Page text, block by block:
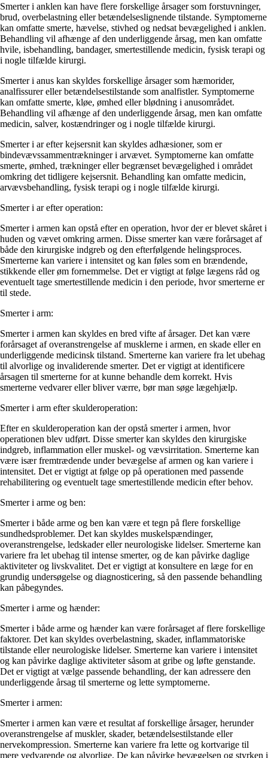
Smerter i anklen kan have flere forskellige årsager som forstuvninger,
brud, overbelastning eller betændelseslignende tilstande. Symptomerne
kan omfatte smerte, hævelse, stivhed og nedsat bevægelighed i anklen.
Behandling vil afhænge af den underliggende årsag, men kan omfatte
hvile, isbehandling, bandager, smertestillende medicin, fysisk terapi og
i nogle tilfælde kirurgi.
Smerter i anus kan skyldes forskellige årsager som hæmorider,
analfissurer eller betændelsestilstande som analfistler. Symptomerne
kan omfatte smerte, kløe, ømhed eller blødning i anusområdet.
Behandling vil afhænge af den underliggende årsag, men kan omfatte
medicin, salver, kostændringer og i nogle tilfælde kirurgi.
Smerter i ar efter kejsersnit kan skyldes adhæsioner, som er
bindevævssammentrækninger i arvævet. Symptomerne kan omfatte
smerte, ømhed, trækninger eller begrænset bevægelighed i området
omkring det tidligere kejsersnit. Behandling kan omfatte medicin,
arvævsbehandling, fysisk terapi og i nogle tilfælde kirurgi.
Smerter i ar efter operation:
Smerter i armen kan opstå efter en operation, hvor der er blevet skåret i
huden og vævet omkring armen. Disse smerter kan være forårsaget af
både den kirurgiske indgreb og den efterfølgende helingsproces.
Smerterne kan variere i intensitet og kan føles som en brændende,
stikkende eller øm fornemmelse. Det er vigtigt at følge lægens råd og
eventuelt tage smertestillende medicin i den periode, hvor smerterne er
til stede.
Smerter i arm:
Smerter i armen kan skyldes en bred vifte af årsager. Det kan være
forårsaget af overanstrengelse af musklerne i armen, en skade eller en
underliggende medicinsk tilstand. Smerterne kan variere fra let ubehag
til alvorlige og invaliderende smerter. Det er vigtigt at identificere
årsagen til smerterne for at kunne behandle dem korrekt. Hvis
smerterne vedvarer eller bliver værre, bør man søge lægehjælp.
Smerter i arm efter skulderoperation:
Efter en skulderoperation kan der opstå smerter i armen, hvor
operationen blev udført. Disse smerter kan skyldes den kirurgiske
indgreb, inflammation eller muskel- og vævsirritation. Smerterne kan
være især fremtrædende under bevægelse af armen og kan variere i
intensitet. Det er vigtigt at følge op på operationen med passende
rehabilitering og eventuelt tage smertestillende medicin efter behov.
Smerter i arme og ben:
Smerter i både arme og ben kan være et tegn på flere forskellige
sundhedsproblemer. Det kan skyldes muskelspændinger,
overanstrengelse, ledskader eller neurologiske lidelser. Smerterne kan
variere fra let ubehag til intense smerter, og de kan påvirke daglige
aktiviteter og livskvalitet. Det er vigtigt at konsultere en læge for en
grundig undersøgelse og diagnosticering, så den passende behandling
kan påbegyndes.
Smerter i arme og hænder:
Smerter i både arme og hænder kan være forårsaget af flere forskellige
faktorer. Det kan skyldes overbelastning, skader, inflammatoriske
tilstande eller neurologiske lidelser. Smerterne kan variere i intensitet
og kan påvirke daglige aktiviteter såsom at gribe og løfte genstande.
Det er vigtigt at vælge passende behandling, der kan adressere den
underliggende årsag til smerterne og lette symptomerne.
Smerter i armen:
Smerter i armen kan være et resultat af forskellige årsager, herunder
overanstrengelse af muskler, skader, betændelsestilstande eller
nervekompression. Smerterne kan variere fra lette og kortvarige til
mere vedvarende og alvorlige. De kan påvirke bevægelsen og styrken i